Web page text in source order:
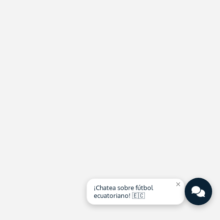
close
¡Chatea sobre fútbol
ecuatoriano! 🇪🇨